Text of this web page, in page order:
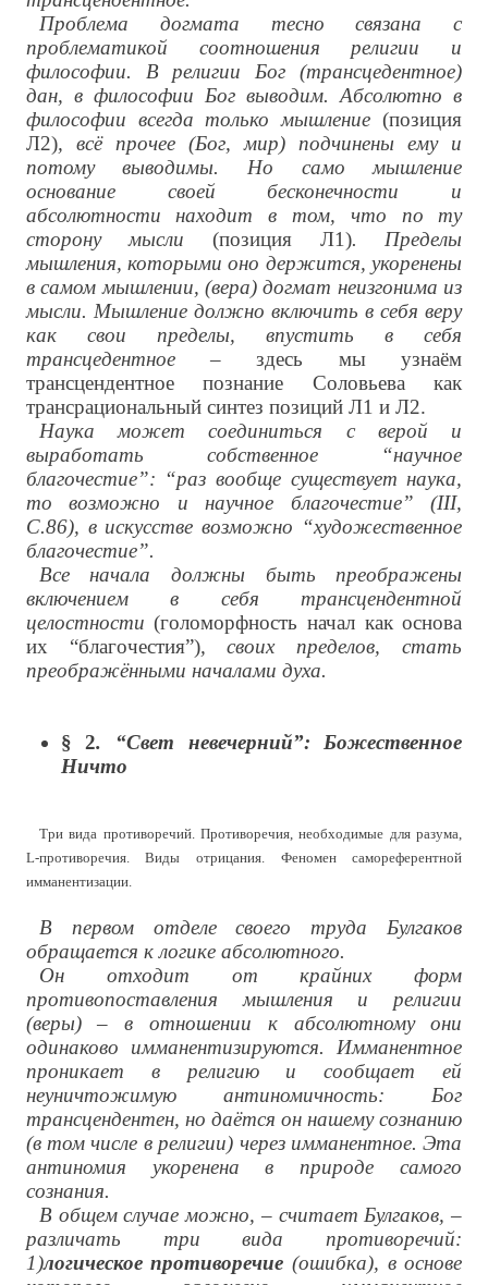
Проблема догмата тесно связана с
проблематикой соотношения религии и
философии. В религии Бог (трансцедентное)
дан, в философии Бог выводим. Абсолютно в
философии всегда только мышление(позиция
Л2), всё прочее (Бог, мир) подчинены ему и
потому выводимы. Но само мышление
основание своей бесконечности и
абсолютности находит в том, что по ту
сторону мысли (позиция Л1). Пределы
мышления, которыми оно держится, укоренены
в самом мышлении, (вера) догмат неизгонима из
мысли. Мышление должно включить в себя веру
как свои пределы, впустить в себя
трансцедентное– здесь мы узнаём
трансцендентное познание Соловьева как
трансрациональный синтез позиций Л1 и Л2.
Наука может соединиться с верой и
выработать собственное “научное
благочестие”: “раз вообще существует наука,
то возможно и научное благочестие” (III,
С.86), в искусстве возможно “художественное
благочестие”.
Все начала должны быть преображены
включением в себя трансцендентной
целостности(голоморфность начал как основа
их “благочестия”), своих пределов, стать
преображёнными началами духа.
§ 2. “Свет невечерний”: Божественное
Ничто
Три вида противоречий. Противоречия, необходимые для разума,
L-противоречия. Виды отрицания. Феномен самореферентной
имманентизации.
В первом отделе своего труда Булгаков
обращается к логике абсолютного.
Он отходит от крайних форм
противопоставления мышления и религии
(веры) – в отношении к абсолютному они
одинаково имманентизируются. Имманентное
проникает в религию и сообщает ей
неуничтожимую антиномичность: Бог
трансцендентен, но даётся он нашему сознанию
(в том числе в религии) через имманентное. Эта
антиномия укоренена в природе самого
сознания.
В общем случае можно, – считает Булгаков, –
различать три вида противоречий:
1)логическое противоречие (ошибка), в основе